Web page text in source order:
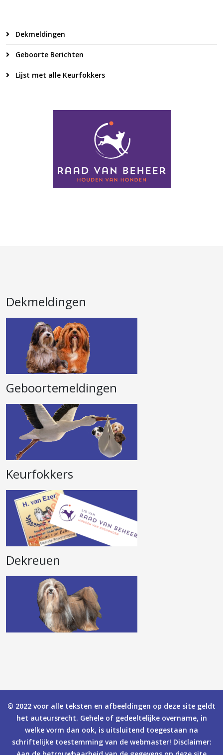
Dekmeldingen
Geboorte Berichten
Lijst met alle Keurfokkers
Dekmeldingen
Geboortemeldingen
Keurfokkers
Dekreuen
© 2022 voor alle teksten en afbeeldingen op deze site geldt
het auteursrecht. Gehele of gedeeltelijke overname, in
welke vorm dan ook, is uitsluitend toegestaan na
schriftelijke toestemming van de webmaster! Disclaimer: